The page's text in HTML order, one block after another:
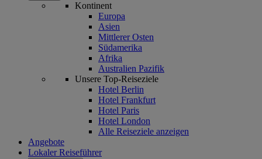
Kontinent
Europa
Asien
Mittlerer Osten
Südamerika
Afrika
Australien Pazifik
Unsere Top-Reiseziele
Hotel Berlin
Hotel Frankfurt
Hotel Paris
Hotel London
Alle Reiseziele anzeigen
Angebote
Lokaler Reiseführer